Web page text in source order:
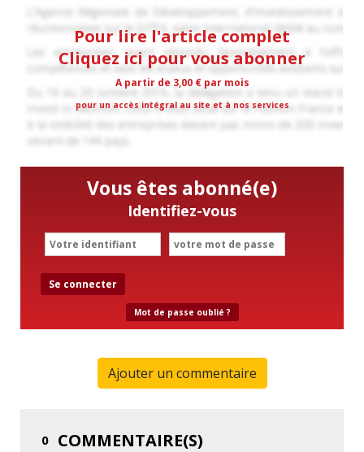
Pour lire l'article complet
Cliquez ici pour vous abonner
A partir de 3,00 € par mois
pour un accès intégral au site et à nos services
Vous êtes abonné(e)
Identifiez-vous
Se connecter
Mot de passe oublié ?
Ajouter un commentaire
0 COMMENTAIRE(S)